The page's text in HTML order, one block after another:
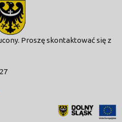
Proszę skontaktować się z
modal-check